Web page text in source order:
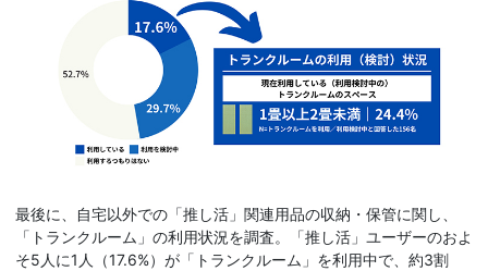
最後に、自宅以外での「推し活」関連用品の収納・保管に関し、
「トランクルーム」の利用状況を調査。「推し活」ユーザーのおよ
そ5人に1人（17.6%）が「トランクルーム」を利用中で、約3割